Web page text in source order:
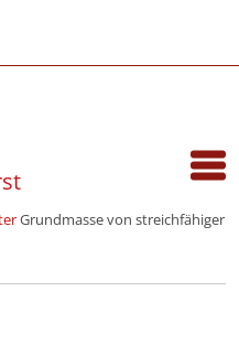
Grundmasse von streichfähiger